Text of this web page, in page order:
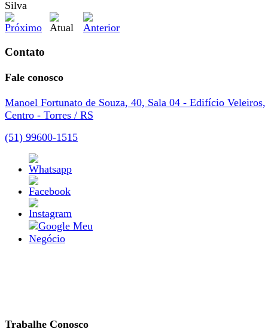
Contato
Fale conosco
Manoel Fortunato de Souza, 40, Sala 04 - Edifício Veleiros,
Centro - Torres / RS
(51) 99600-1515
Trabalhe Conosco